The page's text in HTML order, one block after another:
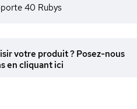
40 Rubys
votre produit ? Posez-nous
en cliquant ici